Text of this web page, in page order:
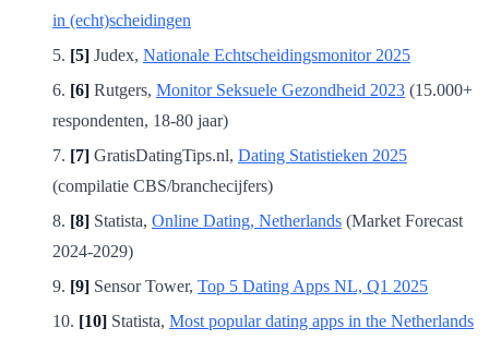
in (echt)scheidingen
[5] Judex, Nationale Echtscheidingsmonitor 2025
[6] Rutgers, Monitor Seksuele Gezondheid 2023 (15.000+
respondenten, 18-80 jaar)
[7] GratisDatingTips.nl, Dating Statistieken 2025
(compilatie CBS/branchecijfers)
[8] Statista, Online Dating, Netherlands (Market Forecast
2024-2029)
[9] Sensor Tower, Top 5 Dating Apps NL, Q1 2025
[10] Statista, Most popular dating apps in the Netherlands